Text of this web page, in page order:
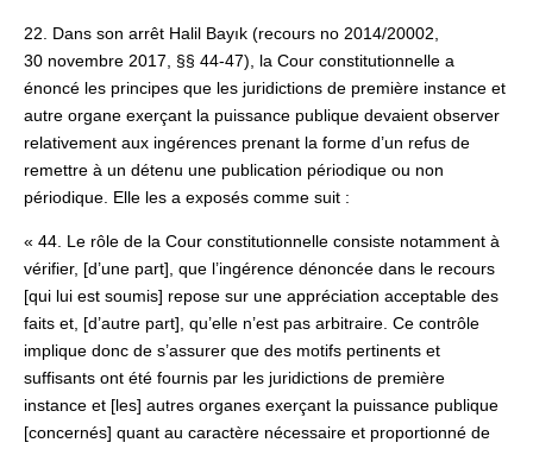
22. Dans son arrêt Halil Bayık (recours no 2014/20002,
30 novembre 2017, §§ 44-47), la Cour constitutionnelle a
énoncé les principes que les juridictions de première instance et
autre organe exerçant la puissance publique devaient observer
relativement aux ingérences prenant la forme d’un refus de
remettre à un détenu une publication périodique ou non
périodique. Elle les a exposés comme suit :
« 44. Le rôle de la Cour constitutionnelle consiste notamment à
vérifier, [d’une part], que l’ingérence dénoncée dans le recours
[qui lui est soumis] repose sur une appréciation acceptable des
faits et, [d’autre part], qu’elle n’est pas arbitraire. Ce contrôle
implique donc de s’assurer que des motifs pertinents et
suffisants ont été fournis par les juridictions de première
instance et [les] autres organes exerçant la puissance publique
[concernés] quant au caractère nécessaire et proportionné de